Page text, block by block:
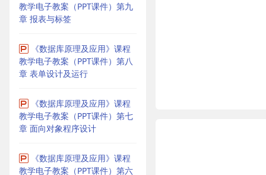
教学电子教案（PPT课件）第九
章 报表与标签
《数据库原理及应用》课程
教学电子教案（PPT课件）第八
章 表单设计及运行
《数据库原理及应用》课程
教学电子教案（PPT课件）第七
章 面向对象程序设计
《数据库原理及应用》课程
教学电子教案（PPT课件）第六